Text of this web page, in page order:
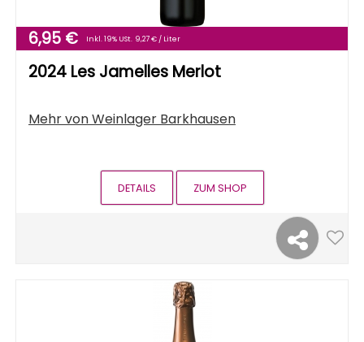
6,95 € Inkl. 19% USt. 9,27 € / Liter
2024 Les Jamelles Merlot
Mehr vonWeinlager Barkhausen
DETAILS ZUM SHOP